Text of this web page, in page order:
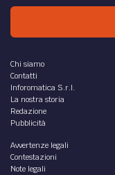
Chi siamo
Contatti
Inforomatica S.r.l.
La nostra storia
Redazione
Pubblicità
Avvertenze legali
Contestazioni
Note legali